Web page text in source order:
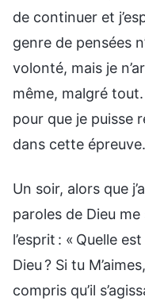
de continuer et
genre de pensées
volonté, mais je
même, malgré
pour que je puisse
dans cette
Un soir, alors que
paroles de Dieu
l’esprit : « Quelle
Dieu ? Si tu
compris qu’il